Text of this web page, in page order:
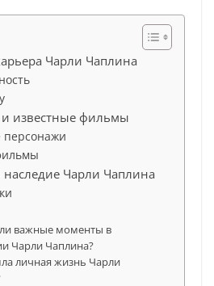
Чарли Чаплина
известные фильмы
Чарли Чаплина
важные моменты в
Чарли Чаплина?
личная жизнь Чарли